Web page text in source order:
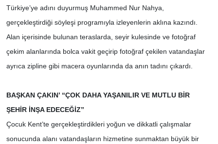
Türkiye’ye adını duyurmuş Muhammed Nur Nahya,
gerçekleştirdiği söyleşi programıyla izleyenlerin aklına kazındı.
Alan içerisinde bulunan teraslarda, seyir kulesinde ve fotoğraf
çekim alanlarında bolca vakit geçirip fotoğraf çekilen vatandaşlar
ayrıca zipline gibi macera oyunlarında da anın tadını çıkardı.
BAŞKAN ÇAKIN’ “ÇOK DAHA YAŞANILIR VE MUTLU BİR
ŞEHİR İNŞA EDECEĞİZ”
Çocuk Kent’te gerçekleştirdikleri yoğun ve dikkatli çalışmalar
sonucunda alanı vatandaşların hizmetine sunmaktan büyük bir
VEFATLAR
Yerel